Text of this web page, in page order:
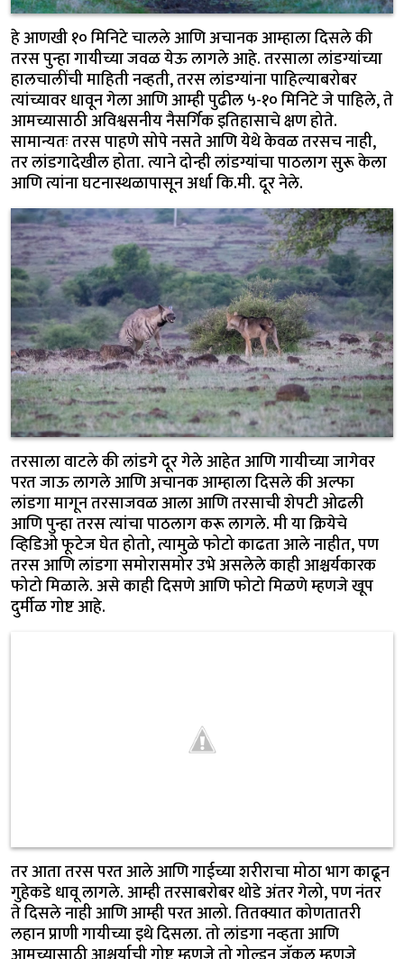
हे आणखी १० मिनिटे चालले आणि अचानक आम्हाला दिसले की
तरस पुन्हा गायीच्या जवळ येऊ लागले आहे. तरसाला लांडग्यांच्या
हालचालींची माहिती नव्हती, तरस लांडग्यांना पाहिल्याबरोबर
त्यांच्यावर धावून गेला आणि आम्ही पुढील ५-१० मिनिटे जे पाहिले, ते
आमच्यासाठी अविश्वसनीय नैसर्गिक इतिहासाचे क्षण होते.
सामान्यतः तरस पाहणे सोपे नसते आणि येथे केवळ तरसच नाही,
तर लांडगादेखील होता. त्याने दोन्ही लांडग्यांचा पाठलाग सुरू केला
आणि त्यांना घटनास्थळापासून अर्धा कि.मी. दूर नेले.
तरसाला वाटले की लांडगे दूर गेले आहेत आणि गायीच्या जागेवर
परत जाऊ लागले आणि अचानक आम्हाला दिसले की अल्फा
लांडगा मागून तरसाजवळ आला आणि तरसाची शेपटी ओढली
आणि पुन्हा तरस त्यांचा पाठलाग करू लागले. मी या क्रियेचे
व्हिडिओ फूटेज घेत होतो, त्यामुळे फोटो काढता आले नाहीत, पण
तरस आणि लांडगा समोरासमोर उभे असलेले काही आश्चर्यकारक
फोटो मिळाले. असे काही दिसणे आणि फोटो मिळणे म्हणजे खूप
दुर्मीळ गोष्ट आहे.
तर आता तरस परत आले आणि गाईच्या शरीराचा मोठा भाग काढून
गुहेकडे धावू लागले. आम्ही तरसाबरोबर थोडे अंतर गेलो, पण नंतर
ते दिसले नाही आणि आम्ही परत आलो. तितक्यात कोणतातरी
लहान प्राणी गायीच्या इथे दिसला. तो लांडगा नव्हता आणि